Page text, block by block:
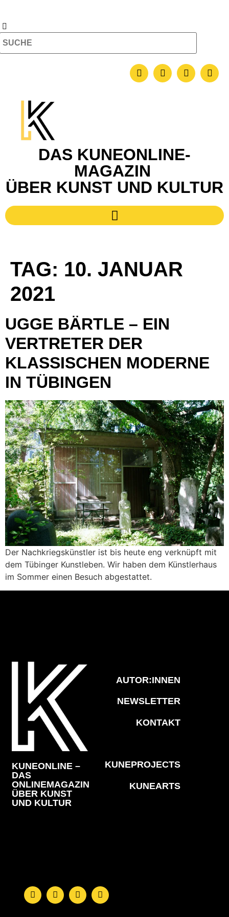
DAS KUNEONLINE-
MAGAZIN
ÜBER KUNST UND KULTUR
TAG: 10. JANUAR
2021
UGGE BÄRTLE – EIN
VERTRETER DER
KLASSISCHEN MODERNE
IN TÜBINGEN
Der Nachkriegskünstler ist bis heute eng verknüpft mit
dem Tübinger Kunstleben. Wir haben dem Künstlerhaus
im Sommer einen Besuch abgestattet.
KUNEONLINE –
DAS
ONLINEMAGAZIN
ÜBER KUNST
UND KULTUR
AUTOR:INNEN
NEWSLETTER
KONTAKT
KUNEPROJECTS
KUNEARTS